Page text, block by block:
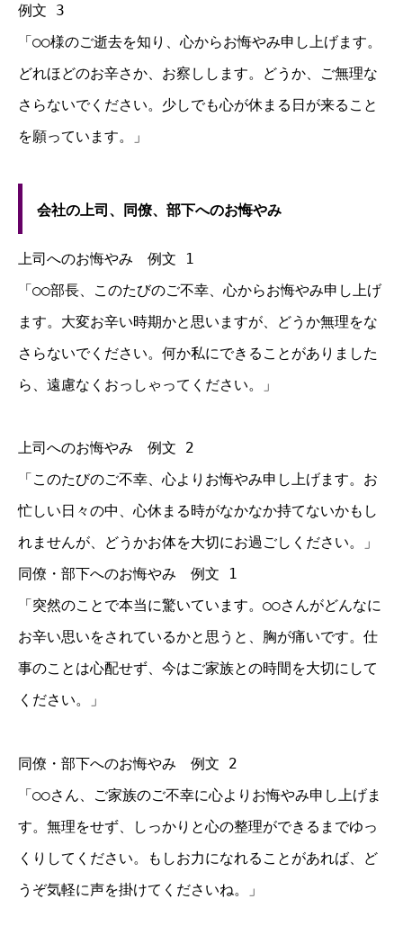
例文 3
「○○様のご逝去を知り、心からお悔やみ申し上げます。
どれほどのお辛さか、お察しします。どうか、ご無理な
さらないでください。少しでも心が休まる日が来ること
を願っています。」
会社の上司、同僚、部下へのお悔やみ
上司へのお悔やみ 例文 1
「○○部長、このたびのご不幸、心からお悔やみ申し上げ
ます。大変お辛い時期かと思いますが、どうか無理をな
さらないでください。何か私にできることがありました
ら、遠慮なくおっしゃってください。」
上司へのお悔やみ 例文 2
「このたびのご不幸、心よりお悔やみ申し上げます。お
忙しい日々の中、心休まる時がなかなか持てないかもし
れませんが、どうかお体を大切にお過ごしください。」
同僚・部下へのお悔やみ 例文 1
「突然のことで本当に驚いています。○○さんがどんなに
お辛い思いをされているかと思うと、胸が痛いです。仕
事のことは心配せず、今はご家族との時間を大切にして
ください。」
同僚・部下へのお悔やみ 例文 2
「○○さん、ご家族のご不幸に心よりお悔やみ申し上げま
す。無理をせず、しっかりと心の整理ができるまでゆっ
くりしてください。もしお力になれることがあれば、ど
うぞ気軽に声を掛けてくださいね。」